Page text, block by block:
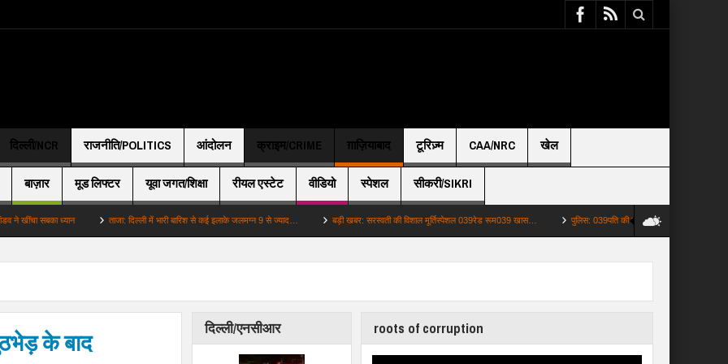
दिल्ली/NCR राजनीति/POLITICS आंदोलन क्राइम/CRIME ग़ाज़ियाबाद टूरिज़्म CAA/NRC खेल
बाज़ार मूड लिफ्टर यूवा जगत/शिक्षा रीयल एस्टेट वीडियो स्पेशल सीकरी/SIKRI
सबका ध्यान ताजा: दिल्ली में भारी बारिश से कई इलाके जलमग्न 9 से ज्याद… बड़ी खबर: सरस्वती की विशाल मूर्तिस्पेशल 039रेड रूम039 खास… पुलिस: 039पति की हत्या को सड़क हादसे जैसे दिखाना039
के बाद
दिल्ली/एनसीआर roots of corruption